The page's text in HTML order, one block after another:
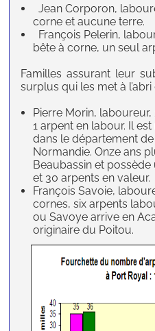
Jean Corporon,
corne et aucune terre.
François Pelerin,
bête à corne, un seul
Familles assurant leur
surplus qui les met à l’abri
Pierre Morin,
1 arpent en labour. Il
dans le département
Normandie. Onze ans
Beaubassin et
et 30 arpents en valeur.
François Savoie,
cornes, six arpents
ou Savoye arrive en
originaire du Poitou.